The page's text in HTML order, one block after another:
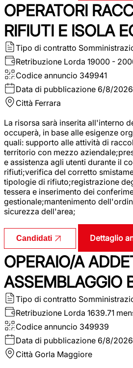
OPERATORI
RIFIUTI E ISOLA
Tipo di contratto
Retribuzione Lorda 19000 -
Codice annuncio 349941
Data di pubblicazione 6/8/2026
Città Ferrara
La risorsa sarà inserita all'interno
occuperà, in base alle esigenze
quali: supporto alle attività di
territorio con mezzo
e assistenza agli utenti durante il
rifiuti;verifica del corretto
tipologie di rifiuto;registrazione
tessera e inserimento dei
gestionale;mantenimento
sicurezza dell'area;
Candidati Dettaglio
OPERAIO/A
ASSEMBLAGGIO
Tipo di contratto
Retribuzione Lorda 1639.71
Codice annuncio 349939
Data di pubblicazione 6/8/2026
Città Gorla Maggiore